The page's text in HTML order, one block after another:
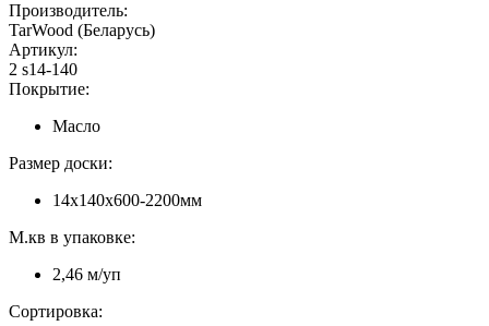
Производитель:
TarWood (Беларусь)
Артикул:
2 s14-140
Покрытие:
Масло
Размер доски:
14х140х600-2200мм
М.кв в упаковке:
2,46 м/уп
Сортировка: